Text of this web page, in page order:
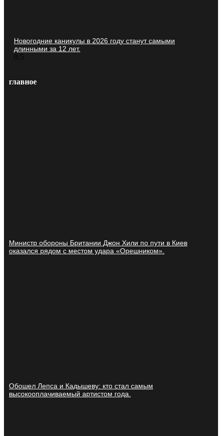
Новогодние каникулы в 2026 году станут самыми
длинными за 12 лет.
главное
Министр обороны Британии Джон Хили по пути в Киев
оказался рядом с местом удара «Орешником».
Обошел Лепса и Кадышеву: кто стал самым
высокооплачиваемый артистом года.